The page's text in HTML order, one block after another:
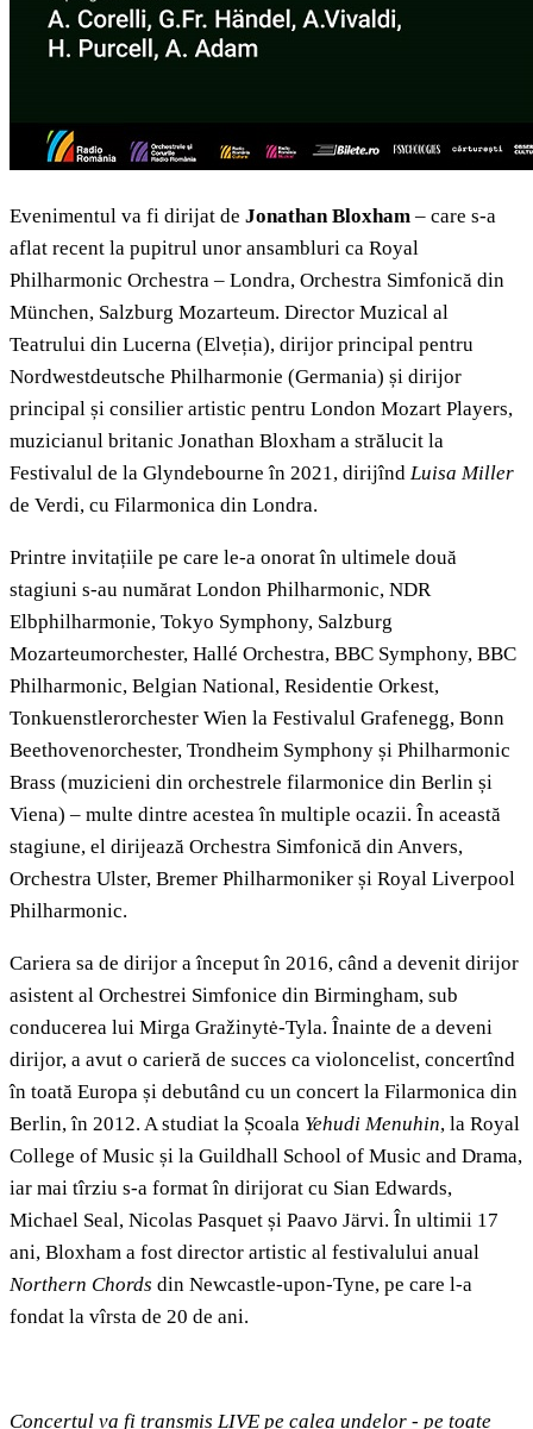
Evenimentul va fi dirijat de Jonathan Bloxham – care s-a
aflat recent la pupitrul unor ansambluri ca Royal
Philharmonic Orchestra – Londra, Orchestra Simfonică din
München, Salzburg Mozarteum. Director Muzical al
Teatrului din Lucerna (Elveția), dirijor principal pentru
Nordwestdeutsche Philharmonie (Germania) și dirijor
principal și consilier artistic pentru London Mozart Players,
muzicianul britanic Jonathan Bloxham a strălucit la
Festivalul de la Glyndebourne în 2021, dirijînd Luisa Miller
de Verdi, cu Filarmonica din Londra.
Printre invitațiile pe care le-a onorat în ultimele două
stagiuni s-au numărat London Philharmonic, NDR
Elbphilharmonie, Tokyo Symphony, Salzburg
Mozarteumorchester, Hallé Orchestra, BBC Symphony, BBC
Philharmonic, Belgian National, Residentie Orkest,
Tonkuenstlerorchester Wien la Festivalul Grafenegg, Bonn
Beethovenorchester, Trondheim Symphony și Philharmonic
Brass (muzicieni din orchestrele filarmonice din Berlin și
Viena) – multe dintre acestea în multiple ocazii. În această
stagiune, el dirijează Orchestra Simfonică din Anvers,
Orchestra Ulster, Bremer Philharmoniker și Royal Liverpool
Philharmonic.
Cariera sa de dirijor a început în 2016, când a devenit dirijor
asistent al Orchestrei Simfonice din Birmingham, sub
conducerea lui Mirga Gražinytė-Tyla. Înainte de a deveni
dirijor, a avut o carieră de succes ca violoncelist, concertînd
în toată Europa și debutând cu un concert la Filarmonica din
Berlin, în 2012. A studiat la Școala Yehudi Menuhin, la Royal
College of Music și la Guildhall School of Music and Drama,
iar mai tîrziu s-a format în dirijorat cu Sian Edwards,
Michael Seal, Nicolas Pasquet și Paavo Järvi. În ultimii 17
ani, Bloxham a fost director artistic al festivalului anual
Northern Chords din Newcastle-upon-Tyne, pe care l-a
fondat la vîrsta de 20 de ani.
Concertul va fi transmis LIVE pe calea undelor - pe toate